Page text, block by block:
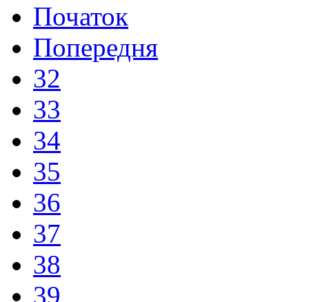
Початок
Попередня
32
33
34
35
36
37
38
39